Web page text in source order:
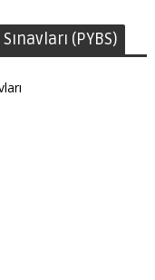
(PYBS)